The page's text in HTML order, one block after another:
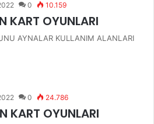
0 10.159
KART OYUNLARI
AYNALAR KULLANIM ALANLARI
0 24.786
KART OYUNLARI